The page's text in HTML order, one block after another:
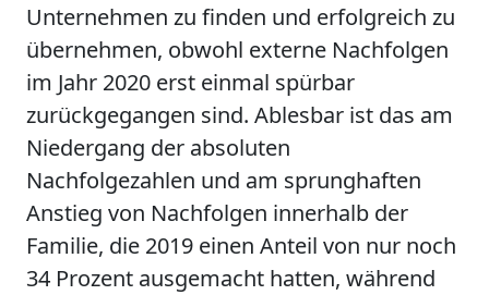
Unternehmen zu finden und erfolgreich zu
übernehmen, obwohl externe Nachfolgen
im Jahr 2020 erst einmal spürbar
zurückgegangen sind. Ablesbar ist das am
Niedergang der absoluten
Nachfolgezahlen und am sprunghaften
Anstieg von Nachfolgen innerhalb der
Familie, die 2019 einen Anteil von nur noch
34 Prozent ausgemacht hatten, während